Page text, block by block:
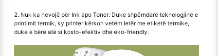
2. Nuk ka nevojë për Ink apo Toner: Duke shpërndarë teknologjinë e
printimit termik, ky printer kërkon vetëm letër me etiketë termike,
duke e bërë atë si kosto-efektiv dhe eko-friendly.